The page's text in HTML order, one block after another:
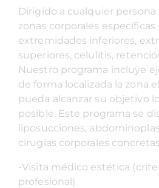
Dirigido a cualquier
zonas corporales
extremidades inferiores,
superiores, celulitis,
Nuestro programa incluye
de forma localizada la zona
pueda alcanzar su objetivo
posible. Este programa se
liposucciones,
cirugías corporales
-Visita médico estética
profesional)